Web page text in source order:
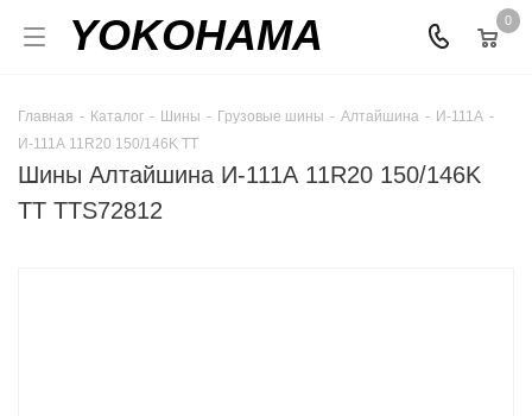
YOKOHAMA 0
Главная - Каталог - Шины - Грузовые шины - Алтайшина - И-111А -
И-111А 11R20 150/146K TT
Шины Алтайшина И-111А 11R20 150/146K
TT TTS72812